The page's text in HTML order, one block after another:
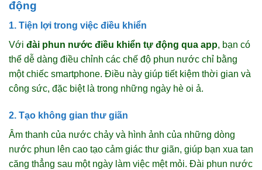
động
1. Tiện lợi trong việc điều khiển
Với đài phun nước điều khiển tự động qua app, bạn có
thể dễ dàng điều chỉnh các chế độ phun nước chỉ bằng
một chiếc smartphone. Điều này giúp tiết kiệm thời gian và
công sức, đặc biệt là trong những ngày hè oi ả.
2. Tạo không gian thư giãn
Âm thanh của nước chảy và hình ảnh của những dòng
nước phun lên cao tạo cảm giác thư giãn, giúp bạn xua tan
căng thẳng sau một ngày làm việc mệt mỏi. Đài phun nước